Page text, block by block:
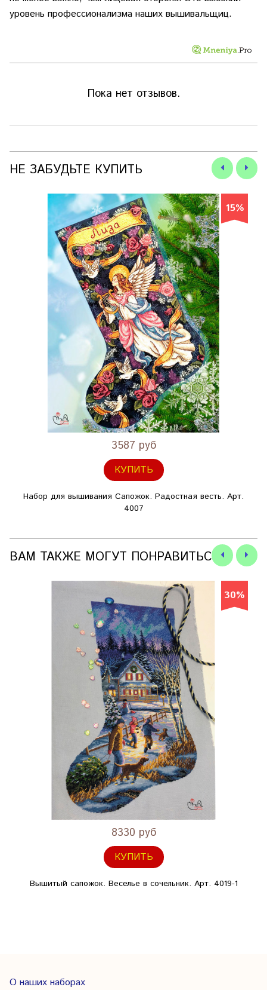
уровень профессионализма наших вышивальщиц.
Пока нет отзывов.
НЕ ЗАБУДЬТЕ КУПИТЬ
15%
3587 руб
КУПИТЬ
Набор для вышивания Сапожок. Радостная весть. Арт.
4007
ВАМ ТАКЖЕ МОГУТ ПОНРАВИТЬСЯ
30%
8330 руб
КУПИТЬ
Вышитый сапожок. Веселье в сочельник. Арт. 4019-1
О наших наборах